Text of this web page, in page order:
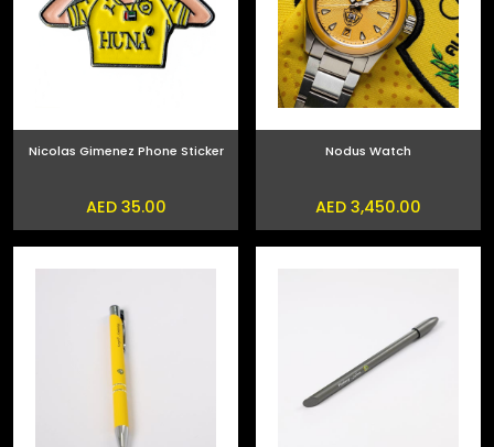
Nodus Watch
AED 3,450.00
Nicolas Gimenez Phone Sticker
AED 35.00